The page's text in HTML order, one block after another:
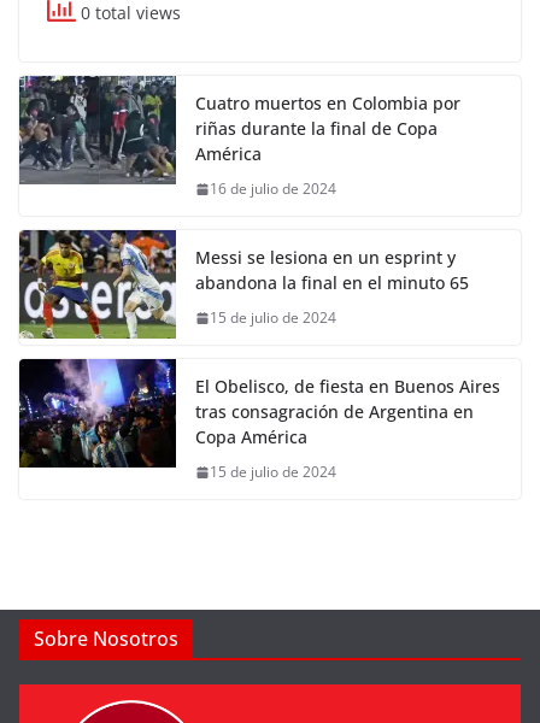
0 total views
Cuatro muertos en Colombia por
riñas durante la final de Copa
América
16 de julio de 2024
Messi se lesiona en un esprint y
abandona la final en el minuto 65
15 de julio de 2024
El Obelisco, de fiesta en Buenos Aires
tras consagración de Argentina en
Copa América
15 de julio de 2024
Sobre Nosotros